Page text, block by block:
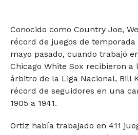
Conocido como Country Joe,
récord de juegos de
mayo pasado, cuando trabajó
Chicago White Sox recibieron a
árbitro de la Liga Nacional, Bill
récord de seguidores en una
1905 a 1941.
Ortiz había trabajado en 411